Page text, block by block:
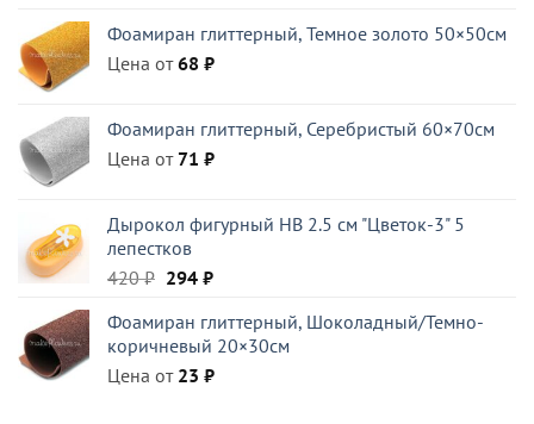
190 ₽.
Фоамиран глиттерный, Темное золото 50×50см
Цена от68 ₽
Фоамиран глиттерный, Серебристый 60×70см
Цена от 71 ₽
Дырокол фигурный HB 2.5 см "Цветок-3" 5
лепестков
420₽ Первоначальная
составляла
420 ₽.
294 ₽Текущая
294 ₽.
Фоамиран глиттерный, Шоколадный/Темно-
коричневый 20×30см
Цена от 23 ₽